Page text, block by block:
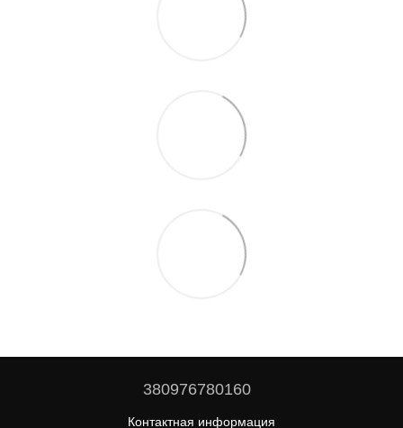
380976780160
Контактная информация